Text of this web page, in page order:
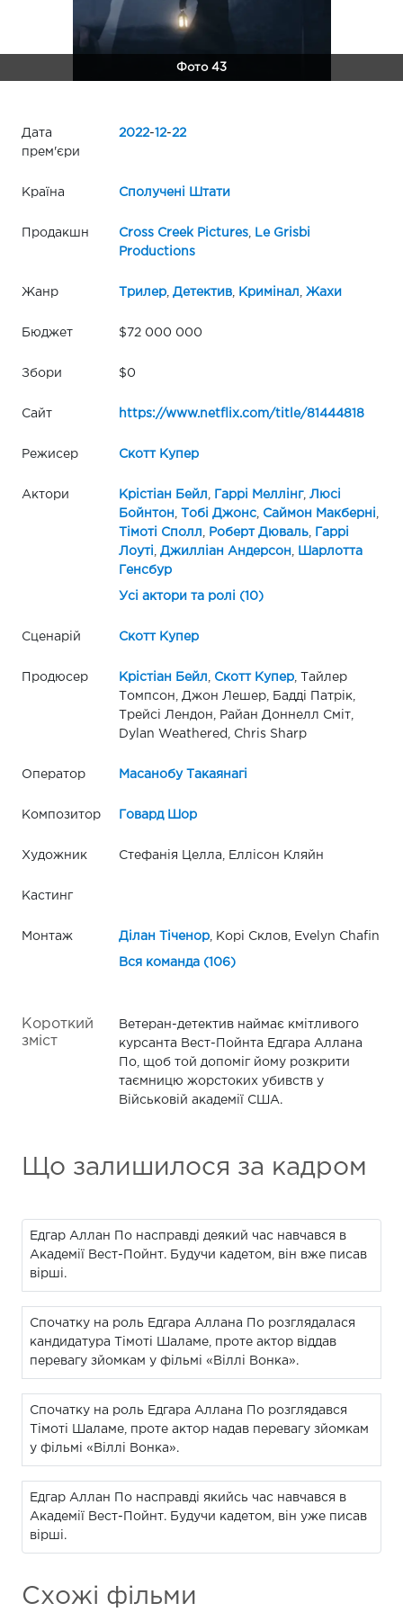
Фото 43
Дата
прем'єри
2022-12-22
Країна Сполучені Штати
Продакшн Cross Creek Pictures,
Le Grisbi
Productions
Жанр Трилер, Детектив, Кримінал Жахи
Бюджет $72 000 000
Збори $0
Сайт https://www.netflix.com/title/81444818
Режисер Скотт Купер
Актори Крістіан Бейл Гаррі Меллінг, Люсі
Бойнтон
Тобі Джонс, Саймон Макберні
Тімоті Сполл
Роберт Дюваль,
Гаррі
Лоуті
Джилліан Андерсон
Шарлотта
Генсбур
Усі актори та ролі (10)
Сценарій Скотт Купер
Продюсер Крістіан Бейл Скотт Купер, Тайлер
Томпсон, Джон Лешер, Бадді Патрік,
Трейсі Лендон, Райан Доннелл Сміт,
Dylan Weathered, Chris Sharp
Оператор Масанобу Такаянагі
Композитор Говард Шор
Художник Стефанія Целла, Еллісон Кляйн
Кастинг
Монтаж Ділан Тіченор, Корі Склов, Evelyn Chafin
Вся команда (106)
Короткий
зміст
Ветеран-детектив наймає кмітливого
курсанта Вест-Пойнта Едгара Аллана
По, щоб той допоміг йому розкрити
таємницю жорстоких убивств у
Військовій академії США.
Що залишилося за кадром
Едгар Аллан По насправді деякий час навчався в
Академії Вест-Пойнт. Будучи кадетом, він вже писав
вірші.
Спочатку на роль Едгара Аллана По розглядалася
кандидатура Тімоті Шаламе, проте актор віддав
перевагу зйомкам у фільмі «Віллі Вонка».
Спочатку на роль Едгара Аллана По розглядався
Тімоті Шаламе, проте актор надав перевагу зйомкам
у фільмі «Віллі Вонка».
Едгар Аллан По насправді якийсь час навчався в
Академії Вест-Пойнт. Будучи кадетом, він уже писав
вірші.
Схожі фільми